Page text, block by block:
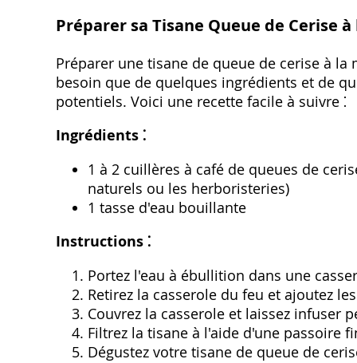
Préparer sa Tisane Queue de Cerise
Préparer une tisane de queue de cerise à
besoin que de quelques ingrédients et de
potentiels. Voici une recette facile à suivre ⁚
Ingrédients ⁚
1 à 2 cuillères à café de queues de
naturels ou les herboristeries)
1 tasse d'eau bouillante
Instructions ⁚
Portez l'eau à ébullition dans une
Retirez la casserole du feu et ajoutez
Couvrez la casserole et laissez infuser
Filtrez la tisane à l'aide d'une passoire
Dégustez votre tisane de queue de